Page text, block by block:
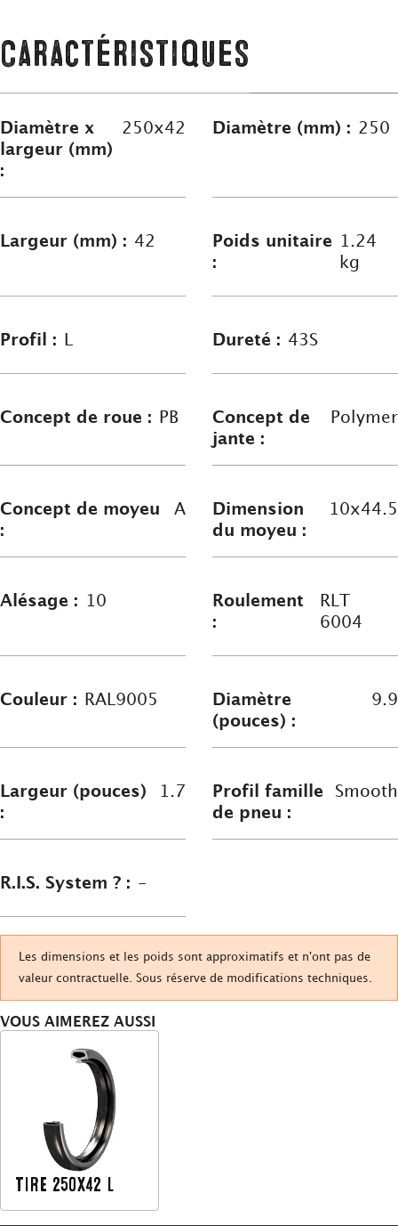
Caractéristiques
Diamètre x
largeur (mm)
:
250x42 Diamètre (mm) : 250
Largeur (mm) : 42
Poids unitaire
:
1.24
kg
Profil : Dureté : 43S
Concept de roue : PB
Concept de
jante :
Polymer
Concept de moyeu
:
A
Dimension
du moyeu :
10x44.5
Alésage : 10
Roulement
:
RLT
6004
Couleur : RAL9005
Diamètre
(pouces) :
9.9
Largeur (pouces)
:
1.7
Profil famille
de pneu :
Smooth
R.I.S. System ? : -
Les dimensions et les poids sont approximatifs et n'ont pas de
valeur contractuelle. Sous réserve de modifications techniques.
VOUS AIMEREZ AUSSI
TIRE 250X42 L